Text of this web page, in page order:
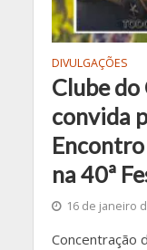
DIVULGAÇÕES
Clube do
convida
na 40ª
16 de janeiro
Concentração